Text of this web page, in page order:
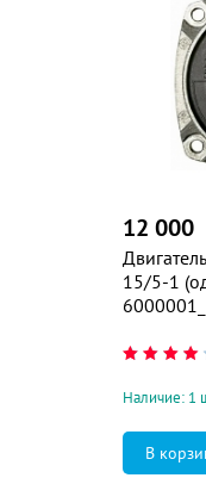
15/5-1
12 000
Наличие: 1